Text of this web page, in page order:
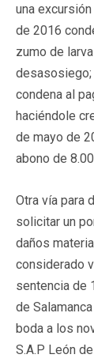
una
de 2016
zumo de
desasosiego;
condena al
haciéndole
de mayo de
abono de
Otra vía para
solicitar un
daños
considerado
sentencia de
de
boda a los
S.A.P León